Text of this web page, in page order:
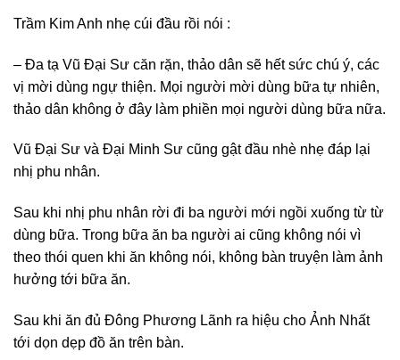
Trầm Kim Anh nhẹ cúi đầu rồi nói :
– Đa tạ Vũ Đại Sư căn rặn, thảo dân sẽ hết sức chú ý, các
vị mời dùng ngự thiện. Mọi người mời dùng bữa tự nhiên,
thảo dân không ở đây làm phiền mọi người dùng bữa nữa.
Vũ Đại Sư và Đại Minh Sư cũng gật đầu nhè nhẹ đáp lại
nhị phu nhân.
Sau khi nhị phu nhân rời đi ba người mới ngồi xuống từ từ
dùng bữa. Trong bữa ăn ba người ai cũng không nói vì
theo thói quen khi ăn không nói, không bàn truyện làm ảnh
hưởng tới bữa ăn.
Sau khi ăn đủ Đông Phương Lãnh ra hiệu cho Ảnh Nhất
tới dọn dẹp đồ ăn trên bàn.